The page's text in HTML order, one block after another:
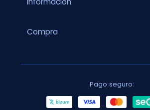
Compra
Pago seguro: